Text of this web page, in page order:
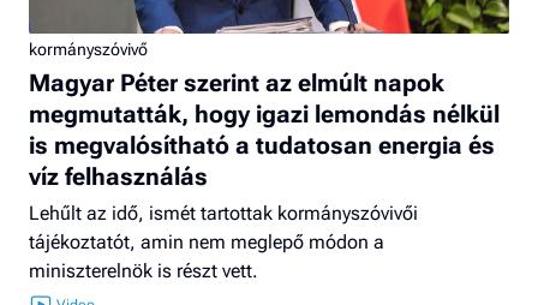
kormányszóvivő
Magyar Péter szerint az elmúlt napok
megmutatták, hogy igazi lemondás nélkül
is megvalósítható a tudatosan energia és
víz felhasználás
Lehűlt az idő, ismét tartottak kormányszóvivői
tájékoztatót, amin nem meglepő módon a
miniszterelnök is részt vett.